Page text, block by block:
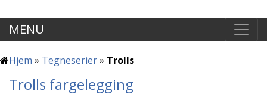
MENU
Hjem » Tegneserier» Trolls
Trolls fargelegging